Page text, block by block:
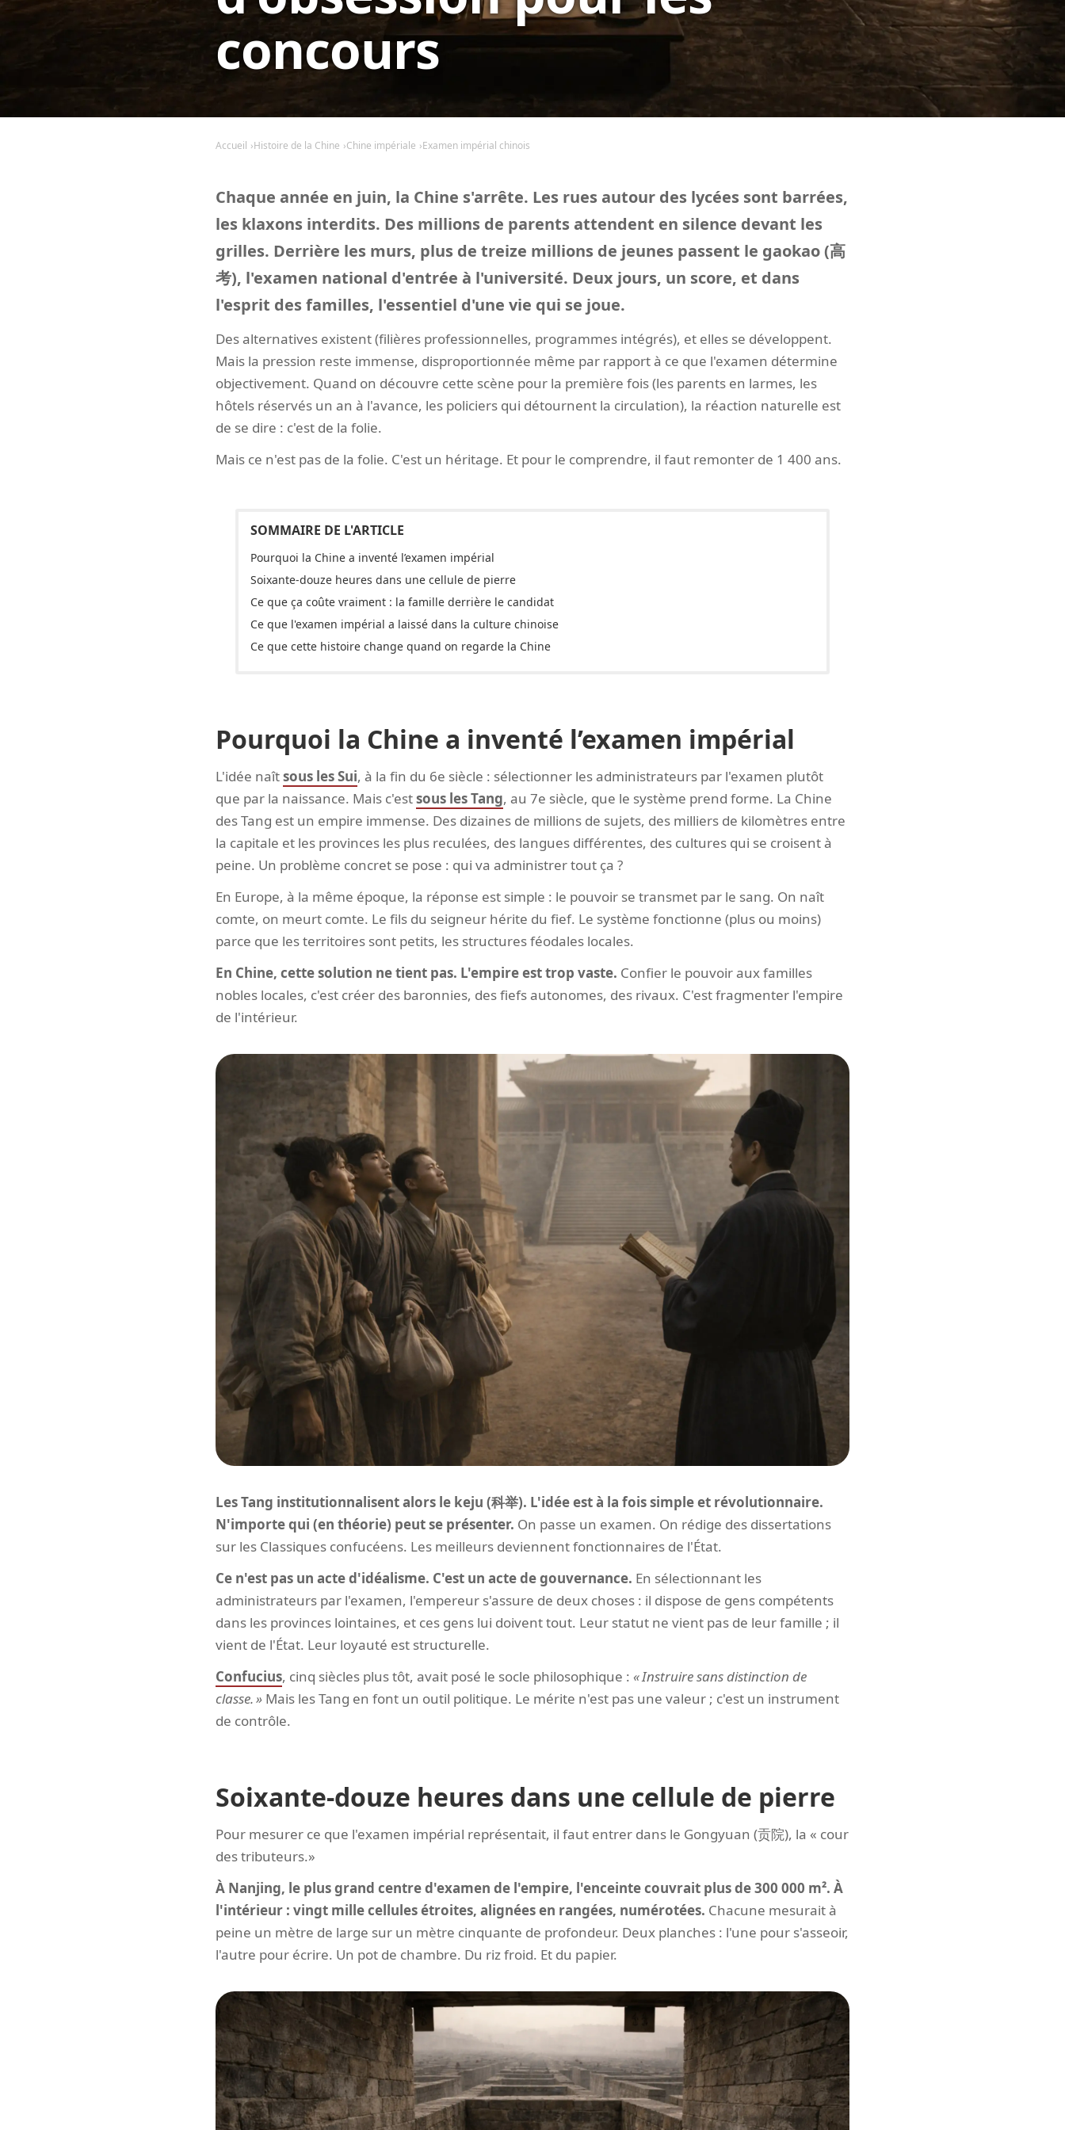
concours
Accueil Histoire de la Chine Chine impériale Examen impérial chinois
Chaque année en juin, la Chine s'arrête. Les rues autour des lycées sont barrées,
les klaxons interdits. Des millions de parents attendent en silence devant les
grilles. Derrière les murs, plus de treize millions de jeunes passent le gaokao (高
考), l'examen national d'entrée à l'université. Deux jours, un score, et dans
l'esprit des familles, l'essentiel d'une vie qui se joue.
Des alternatives existent (filières professionnelles, programmes intégrés), et elles se développent.
Mais la pression reste immense, disproportionnée même par rapport à ce que l'examen détermine
objectivement. Quand on découvre cette scène pour la première fois (les parents en larmes, les
hôtels réservés un an à l'avance, les policiers qui détournent la circulation), la réaction naturelle est
de se dire : c'est de la folie.
Mais ce n'est pas de la folie. C'est un héritage. Et pour le comprendre, il faut remonter de 1 400 ans.
Pourquoi la Chine a inventé l’examen impérial
Soixante-douze heures dans une cellule de pierre
Ce que ça coûte vraiment : la famille derrière le candidat
Ce que l'examen impérial a laissé dans la culture chinoise
Ce que cette histoire change quand on regarde la Chine
Pourquoi la Chine a inventé l’examen impérial
L'idée naîtsous les Sui, à la fin du 6e siècle : sélectionner les administrateurs par l'examen plutôt
que par la naissance. Mais c'estsous les Tang, au 7e siècle, que le système prend forme. La Chine
des Tang est un empire immense. Des dizaines de millions de sujets, des milliers de kilomètres entre
la capitale et les provinces les plus reculées, des langues différentes, des cultures qui se croisent à
peine. Un problème concret se pose : qui va administrer tout ça ?
En Europe, à la même époque, la réponse est simple : le pouvoir se transmet par le sang. On naît
comte, on meurt comte. Le fils du seigneur hérite du fief. Le système fonctionne (plus ou moins)
parce que les territoires sont petits, les structures féodales locales.
En Chine, cette solution ne tient pas. L'empire est trop vaste. Confier le pouvoir aux familles
nobles locales, c'est créer des baronnies, des fiefs autonomes, des rivaux. C'est fragmenter l'empire
de l'intérieur.
Les Tang institutionnalisent alors le keju (科举). L'idée est à la fois simple et révolutionnaire.
N'importe qui (en théorie) peut se présenter. On passe un examen. On rédige des dissertations
sur les Classiques confucéens. Les meilleurs deviennent fonctionnaires de l'État.
Ce n'est pas un acte d'idéalisme. C'est un acte de gouvernance. En sélectionnant les
administrateurs par l'examen, l'empereur s'assure de deux choses : il dispose de gens compétents
dans les provinces lointaines, et ces gens lui doivent tout. Leur statut ne vient pas de leur famille ; il
vient de l'État. Leur loyauté est structurelle.
Confucius, cinq siècles plus tôt, avait posé le socle philosophique :
Instruire sans distinction de
classe.
Mais les Tang en font un outil politique. Le mérite n'est pas une valeur ; c'est un instrument
de contrôle.
Soixante-douze heures dans une cellule de pierre
Pour mesurer ce que l'examen impérial représentait, il faut entrer dans le Gongyuan (贡院), la « cour
des tributeurs.»
À Nanjing, le plus grand centre d'examen de l'empire, l'enceinte couvrait plus de 300 000 m². À
l'intérieur : vingt mille cellules étroites, alignées en rangées, numérotées. Chacune mesurait à
peine un mètre de large sur un mètre cinquante de profondeur. Deux planches : l'une pour s'asseoir,
l'autre pour écrire. Un pot de chambre. Du riz froid. Et du papier.